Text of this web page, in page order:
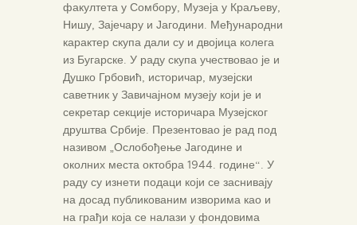
факултета у Сомбору, Музеја у Краљеву,
Нишу, Зајечару и Јагодини. Међународни
карактер скупа дали су и двојица колега
из Бугарске. У раду скупа учествовао је и
Душко Грбовић, историчар, музејски
саветник у Завичајном музеју који је и
секретар секције историчара Музејског
друштва Србије. Презентовао је рад под
називом „Ослобођење Јагодине и
околних места октобра 1944. године“. У
раду су изнети подаци који се заснивају
на досад публикованим изворима као и
на грађи која се налази у фондовима